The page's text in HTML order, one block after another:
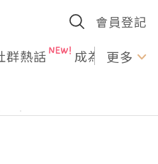
會員登記
群熱話 成為U更多